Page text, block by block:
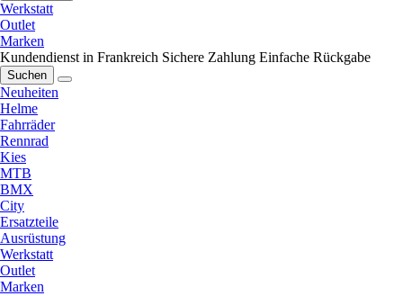
Werkstatt
Outlet
Marken
Kundendienst in Frankreich Sichere Zahlung Einfache Rückgabe
Suchen
Neuheiten
Helme
Fahrräder
Rennrad
Kies
MTB
BMX
City
Ersatzteile
Ausrüstung
Werkstatt
Outlet
Marken